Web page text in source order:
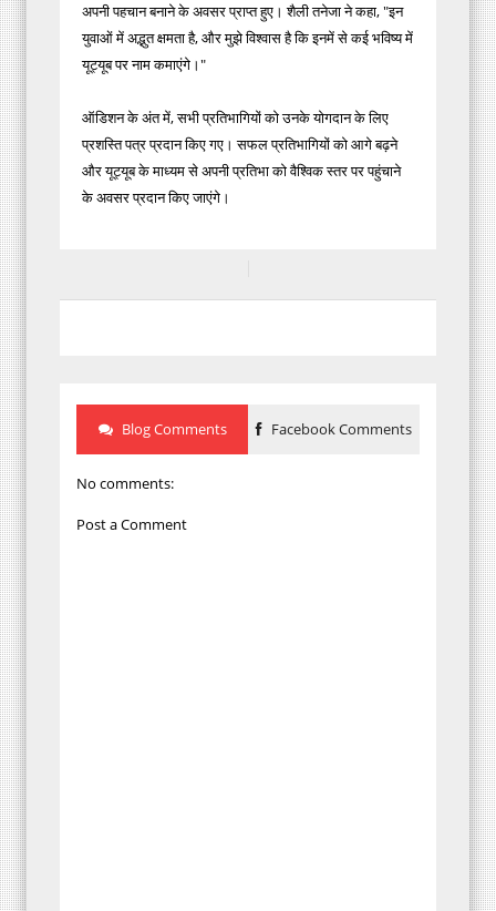
अपनी पहचान बनाने के अवसर प्राप्त हुए। शैली तनेजा ने कहा, "इन
युवाओं में अद्भुत क्षमता है, और मुझे विश्वास है कि इनमें से कई भविष्य में
यूट्यूब पर नाम कमाएंगे।"
ऑडिशन के अंत में, सभी प्रतिभागियों को उनके योगदान के लिए
प्रशस्ति पत्र प्रदान किए गए। सफल प्रतिभागियों को आगे बढ़ने
और यूट्यूब के माध्यम से अपनी प्रतिभा को वैश्विक स्तर पर पहुंचाने
के अवसर प्रदान किए जाएंगे।
Blog Comments Facebook Comments
No comments:
Post a Comment